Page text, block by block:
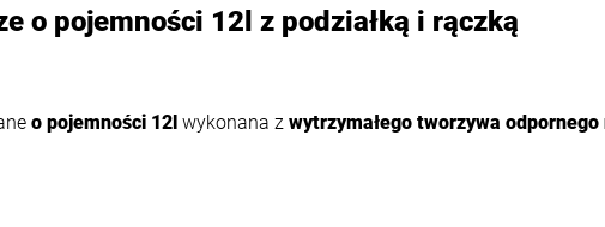
o pojemności 12l z podziałką i rączką
o pojemności 12l wykonana z wytrzymałego tworzywa odpornego